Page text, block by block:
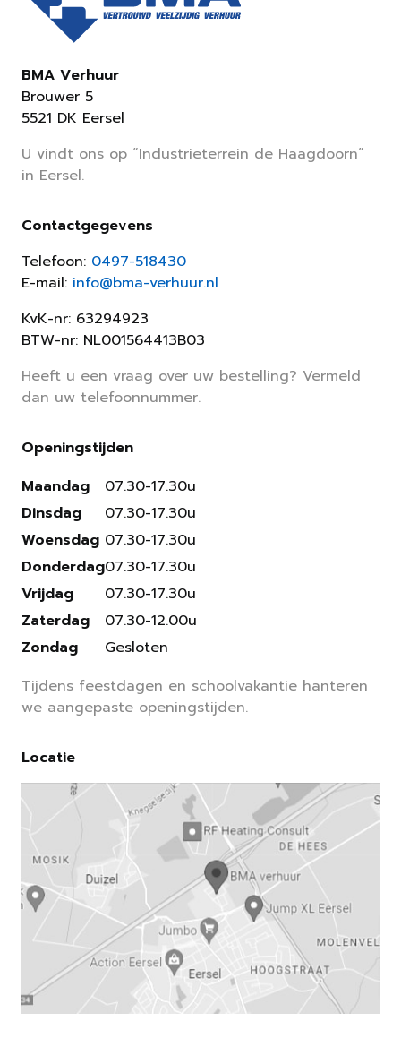
BMA Verhuur
Brouwer 5
5521 DK Eersel
U vindt ons op “Industrieterrein de Haagdoorn”
in Eersel.
Contactgegevens
Telefoon: 0497-518430
E-mail: info@bma-verhuur.nl
KvK-nr: 63294923
BTW-nr: NL001564413B03
Heeft u een vraag over uw bestelling? Vermeld
dan uw telefoonnummer.
Openingstijden
Maandag
Dinsdag
Woensdag
Donderdag
Vrijdag
Zaterdag
Zondag
07.30-17.30u
07.30-17.30u
07.30-17.30u
07.30-17.30u
07.30-17.30u
07.30-12.00u
Gesloten
Tijdens feestdagen en schoolvakantie hanteren
we aangepaste openingstijden.
Locatie